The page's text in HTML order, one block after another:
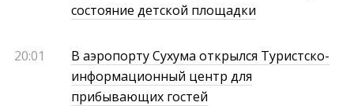
состояние детской площадки
20:01
В аэропорту Сухума открылся Туристско-
информационный центр для
прибывающих гостей